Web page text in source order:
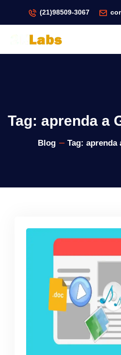
(21)98509-3067
Tag: aprenda a
Blog Tag: aprenda